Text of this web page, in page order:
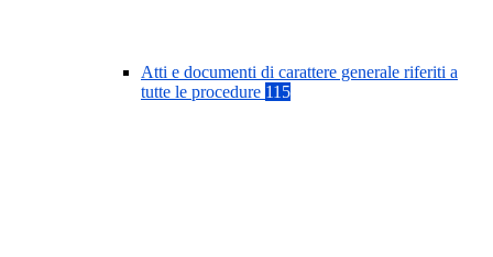
Atti e documenti di carattere generale riferiti a
tutte le procedure 115